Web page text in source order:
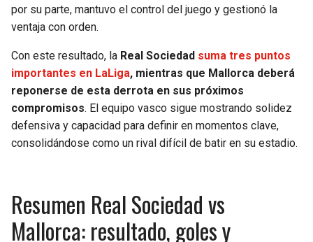
por su parte, mantuvo el control del juego y gestionó la
ventaja con orden.
Con este resultado, la Real Sociedad suma tres puntos
importantes en LaLiga, mientras que Mallorca deberá
reponerse de esta derrota en sus próximos
compromisos. El equipo vasco sigue mostrando solidez
defensiva y capacidad para definir en momentos clave,
consolidándose como un rival difícil de batir en su estadio.
Resumen Real Sociedad vs
Mallorca: resultado, goles y